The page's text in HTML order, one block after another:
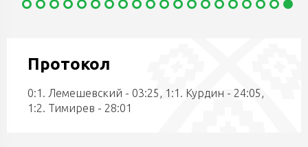
Протокол
0:1. Лемешевский - 03:25, 1:1. Курдин - 24:05,
1:2. Тимирев - 28:01